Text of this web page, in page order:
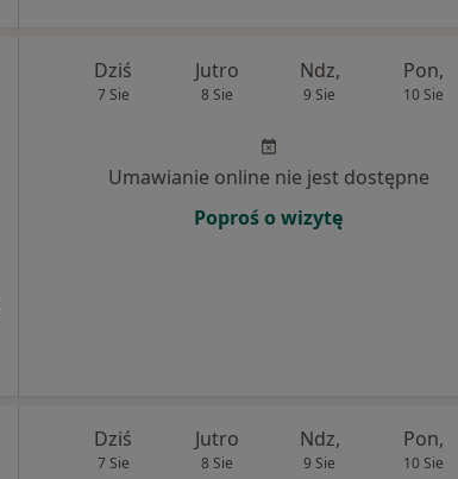
Dziś
7 Sie
Jutro
8 Sie
Ndz,
9 Sie
Pon,
10 Sie
Umawianie online nie jest dostępne
Poproś o wizytę
Dziś
7 Sie
Jutro
8 Sie
Ndz,
9 Sie
Pon,
10 Sie